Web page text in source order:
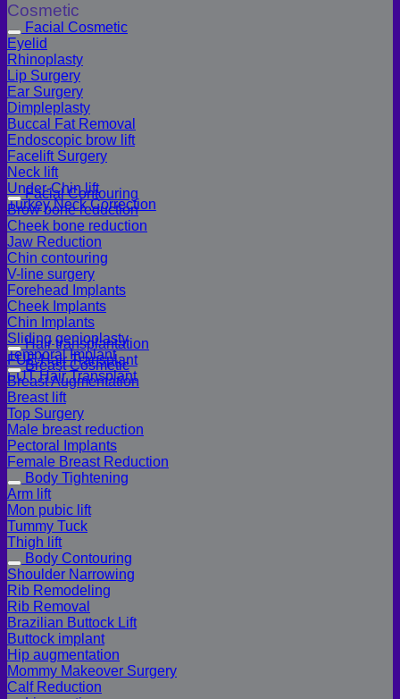
Cosmetic
Facial Cosmetic
Eyelid
Rhinoplasty
Lip Surgery
Ear Surgery
Dimpleplasty
Buccal Fat Removal
Endoscopic brow lift
Facelift Surgery
Neck lift
Under-Chin lift
Turkey Neck Correction
Facial Contouring
Brow bone reduction
Cheek bone reduction
Jaw Reduction
Chin contouring
V-line surgery
Forehead Implants
Cheek Implants
Chin Implants
Sliding genioplasty
Temporal Implant
Hair transplantation
FUE Hair Transplant
FUT Hair Transplant
Breast Cosmetic
Breast Augmentation
Breast lift
Top Surgery
Male breast reduction
Pectoral Implants
Female Breast Reduction
Body Tightening
Arm lift
Mon pubic lift
Tummy Tuck
Thigh lift
Body Contouring
Shoulder Narrowing
Rib Remodeling
Rib Removal
Brazilian Buttock Lift
Buttock implant
Hip augmentation
Mommy Makeover Surgery
Calf Reduction